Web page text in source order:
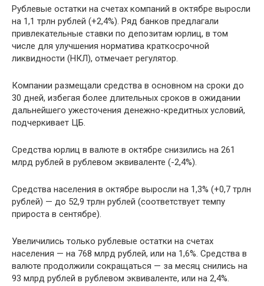
Рублевые остатки на счетах компаний в октябре выросли
на 1,1 трлн рублей (+2,4%). Ряд банков предлагали
привлекательные ставки по депозитам юрлиц, в том
числе для улучшения норматива краткосрочной
ликвидности (НКЛ), отмечает регулятор.
Компании размещали средства в основном на сроки до
30 дней, избегая более длительных сроков в ожидании
дальнейшего ужесточения денежно-кредитных условий,
подчеркивает ЦБ.
Средства юрлиц в валюте в октябре снизились на 261
млрд рублей в рублевом эквиваленте (-2,4%).
Средства населения в октябре выросли на 1,3% (+0,7 трлн
рублей) — до 52,9 трлн рублей (соответствует темпу
прироста в сентябре).
Увеличились только рублевые остатки на счетах
населения — на 768 млрд рублей, или на 1,6%. Средства в
валюте продолжили сокращаться — за месяц снились на
93 млрд рублей в рублевом эквиваленте, или на 2,4%.